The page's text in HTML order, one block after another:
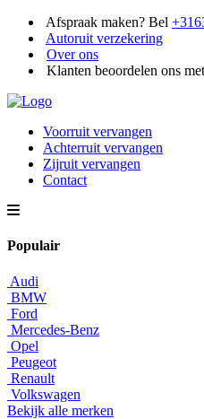
Afspraak maken? Bel
Autoruit verzekering
Over ons
Klanten beoordelen ons
Voorruit vervangen
Achterruit vervangen
Zijruit vervangen
Contact
Populair
Audi
BMW
Ford
Mercedes-Benz
Opel
Peugeot
Renault
Volkswagen
Bekijk alle merken